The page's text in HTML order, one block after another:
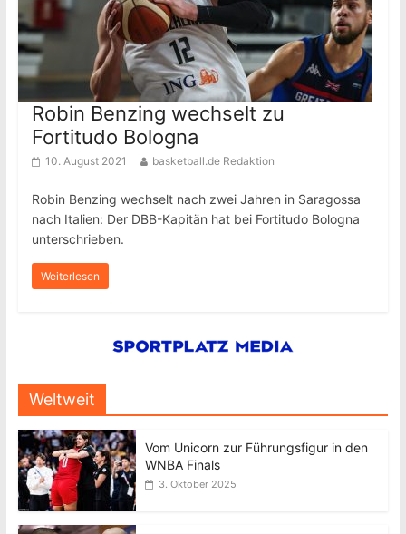
Robin Benzing wechselt zu
Fortitudo Bologna
10. August 2021 basketball.de Redaktion
Robin Benzing wechselt nach zwei Jahren in Saragossa
nach Italien: Der DBB-Kapitän hat bei Fortitudo Bologna
unterschrieben.
Weiterlesen
Weltweit
Vom Unicorn zur Führungsfigur in den
WNBA Finals
3. Oktober 2025